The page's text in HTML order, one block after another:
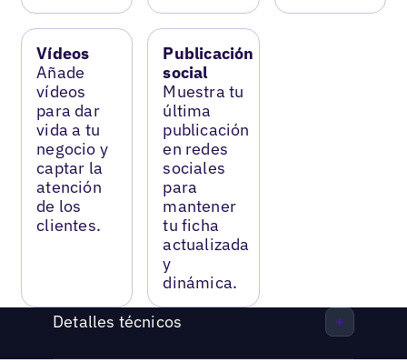
Vídeos
Añade
vídeos
para dar
vida a tu
negocio y
captar la
atención
de los
clientes.
Publicación
social
Muestra tu
última
publicación
en redes
sociales
para
mantener
tu ficha
actualizada
y
dinámica.
Detalles técnicos